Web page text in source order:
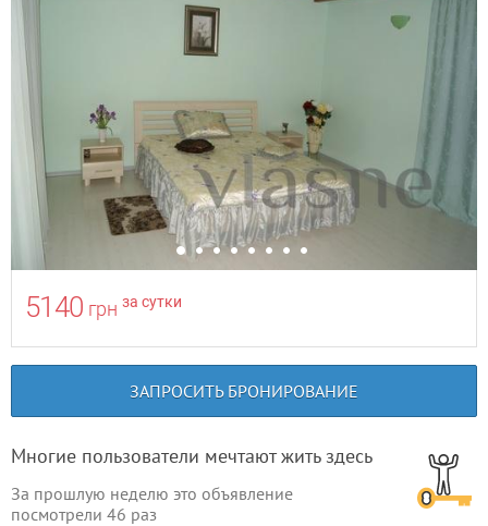
5140 грн за сутки
ЗАПРОСИТЬ БРОНИРОВАНИЕ
Многие пользователи мечтают жить здесь
За прошлую неделю это объявление
посмотрели 46 раз